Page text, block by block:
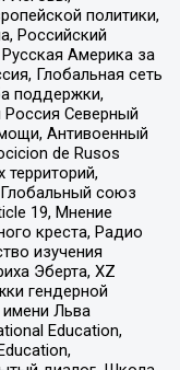
политики,
Российский
Америка за
Глобальная сеть
поддержки,
Северный
Антивоенный
de Rusos
союз
19, Мнение
креста, Радио
изучения
Эберта, XZ
гендерной
Льва
Education,